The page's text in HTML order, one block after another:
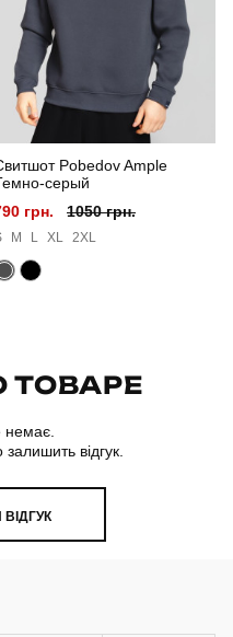
україна
Pobedov Ample
серый
грн.
1050 грн.
M L XL 2XL
ТОВАРЕ
немає.
відгук.